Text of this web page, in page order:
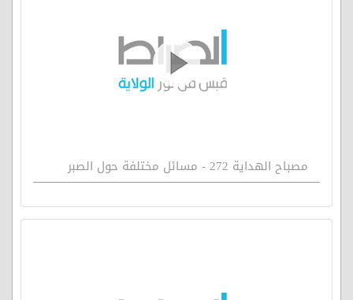
مصباح الهداية 272 - مسائل مختلفة حول الصبر